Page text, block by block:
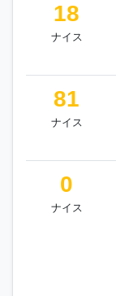
18
ナイス
81
ナイス
0
ナイス